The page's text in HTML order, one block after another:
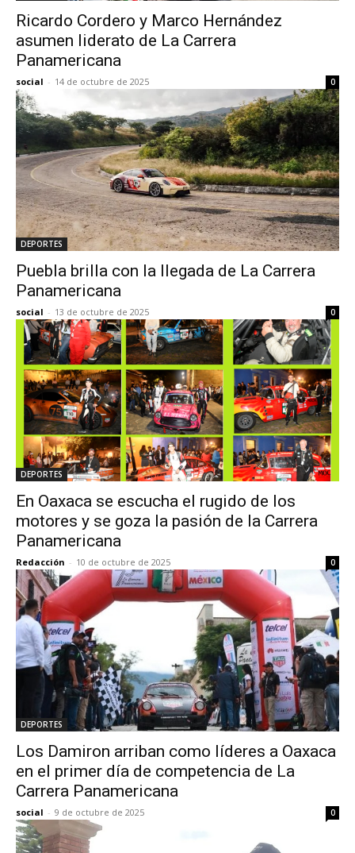
Ricardo Cordero y Marco Hernández
asumen liderato de La Carrera
Panamericana
social - 14 de octubre de 2025 0
DEPORTES
Puebla brilla con la llegada de La Carrera
Panamericana
social - 13 de octubre de 2025 0
DEPORTES
En Oaxaca se escucha el rugido de los
motores y se goza la pasión de la Carrera
Panamericana
Redacción - 10 de octubre de 2025 0
DEPORTES
Los Damiron arriban como líderes a Oaxaca
en el primer día de competencia de La
Carrera Panamericana
social - 9 de octubre de 2025 0